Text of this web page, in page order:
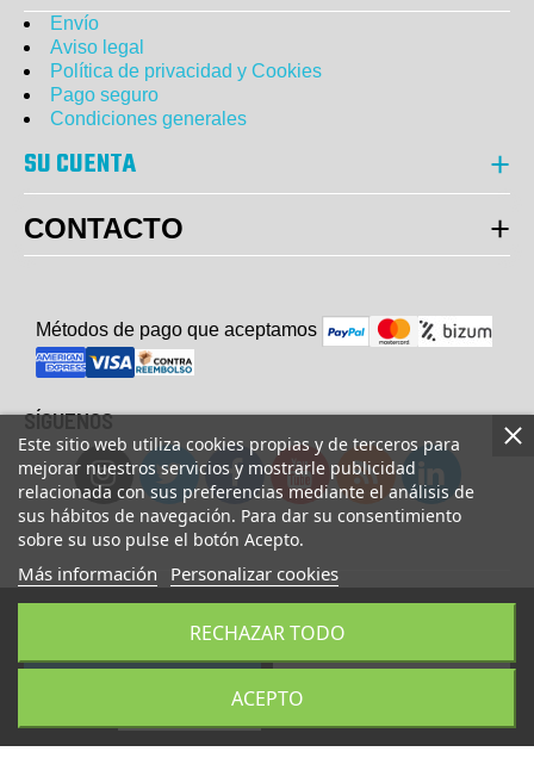
Este sitio web utiliza cookies propias y de terceros para
mejorar nuestros servicios y mostrarle publicidad
relacionada con sus preferencias mediante el análisis de
sus hábitos de navegación. Para dar su consentimiento
sobre su uso pulse el botón Acepto.
Más información Personalizar cookies
RECHAZAR TODO
ACEPTO
AÑADIR A LA CESTA COMPRAR AHORA
Envío
Aviso legal
Política de privacidad y Cookies
Pago seguro
Condiciones generales
SU CUENTA
CONTACTO
Métodos de pago que aceptamos
SÍGUENOS
© Copyright 2023 UsaFitness. All Rights Reserved.